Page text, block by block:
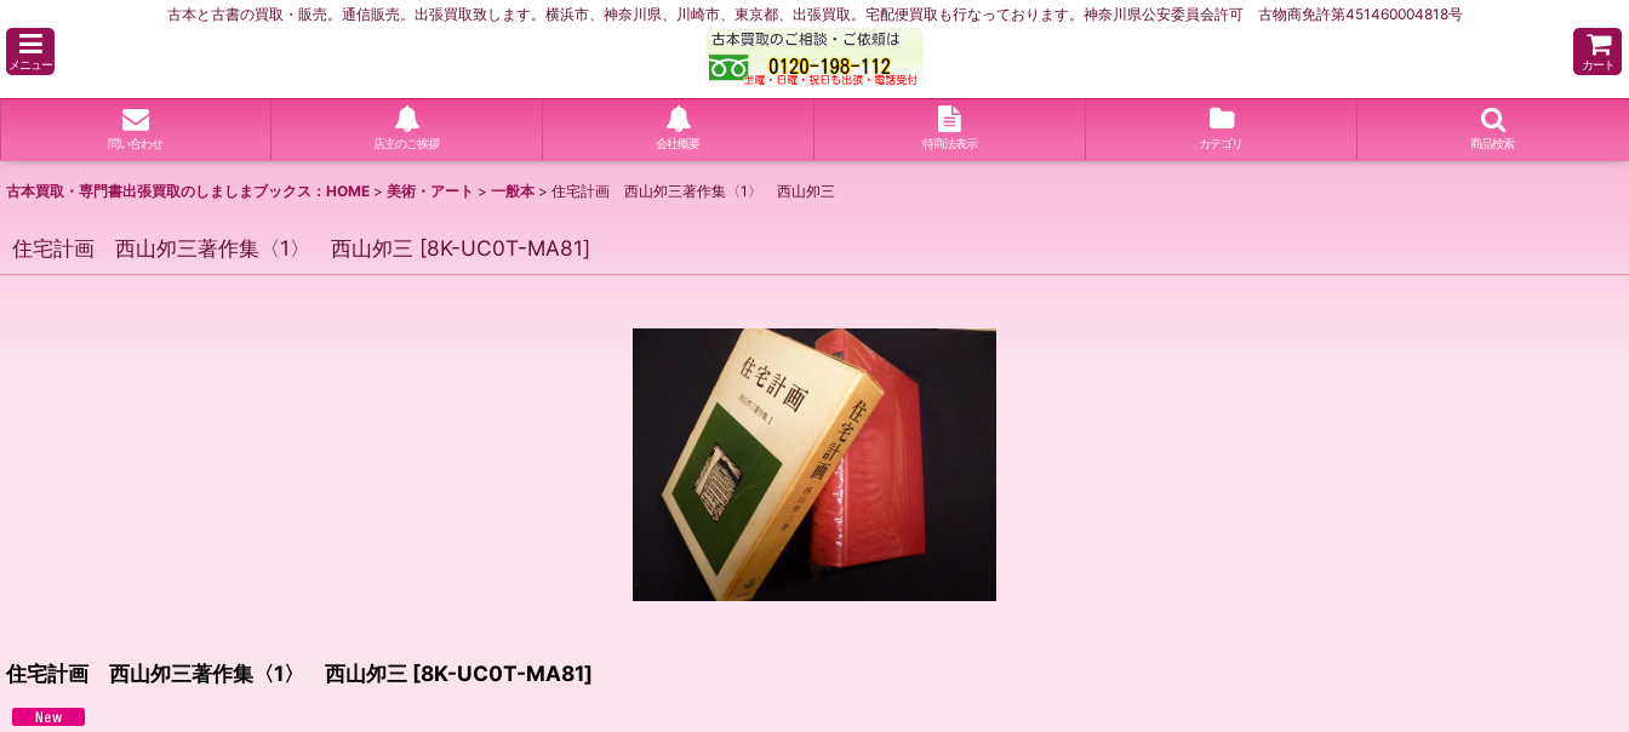
古本と古書の買取・販売。通信販売。出張買取致します。横浜市、神奈川県、川崎市、東京都、出張買取。宅配便買取も行なっております。神奈川県公安委員会許可 古物商免許第451460004818号
メニュー カート
問い合わせ 店主のご挨拶 会社概要 特商法表示 カテゴリ 商品検索
古本買取・専門書出張買取のしましまブックス：HOME > 美術・アート > 一般本 > 住宅計画 西山夘三著作集〈1〉 西山夘三
住宅計画 西山夘三著作集〈1〉 西山夘三 [8K-UC0T-MA81]
住宅計画 西山夘三著作集〈1〉 西山夘三 [8K-UC0T-MA81]